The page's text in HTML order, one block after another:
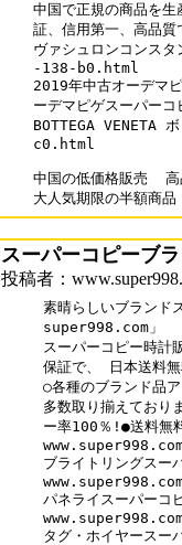
中国で正規の商品を
証、信用第一、高品質
ヴァシュロンコン
-138-b0.html
2019年中古オーデ
ーデマピゲスーパーコ
BOTTEGA VENETA
c0.html
中国の低価格販売
スーパーコピーブ
投稿者：
素晴らしいブランド
super998.com」
スーパーコピー時計
保証で、 日本送料無
○各種のブランド品
多数取り揃えており
ー率100％!●送料無
ブライトリングスー
パネライスーパーコ
タグ・ホイヤースー